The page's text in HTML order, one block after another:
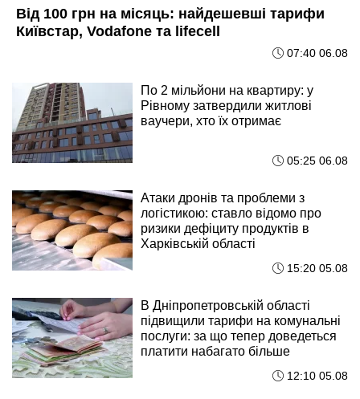
Від 100 грн на місяць: найдешевші тарифи
Київстар, Vodafone та lifecell
07:40 06.08
По 2 мільйони на квартиру: у
Рівному затвердили житлові
ваучери, хто їх отримає
05:25 06.08
Атаки дронів та проблеми з
логістикою: ставло відомо про
ризики дефіциту продуктів в
Харківській області
15:20 05.08
В Дніпропетровській області
підвищили тарифи на комунальні
послуги: за що тепер доведеться
платити набагато більше
12:10 05.08